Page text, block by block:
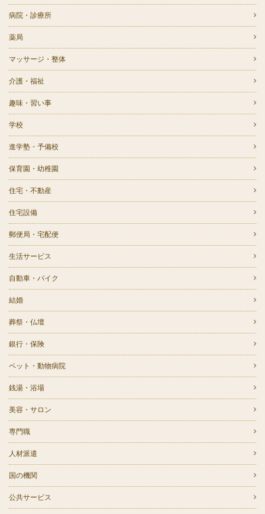
病院・診療所
薬局
マッサージ・整体
介護・福祉
趣味・習い事
学校
進学塾・予備校
保育園・幼稚園
住宅・不動産
住宅設備
郵便局・宅配便
生活サービス
自動車・バイク
結婚
葬祭・仏壇
銀行・保険
ペット・動物病院
銭湯・浴場
美容・サロン
専門職
人材派遣
国の機関
公共サービス